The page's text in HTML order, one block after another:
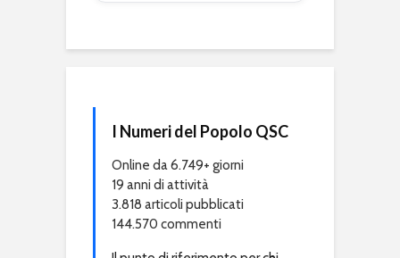
I Numeri del Popolo QSC
Online da 6.749+ giorni
19 anni di attività
3.818 articoli pubblicati
144.570 commenti